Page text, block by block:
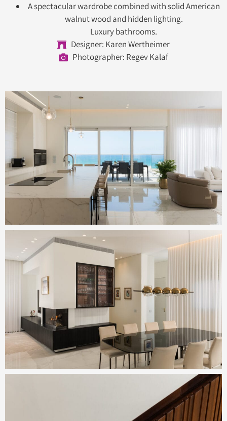
A spectacular wardrobe combined with solid American
walnut wood and hidden lighting.
Luxury bathrooms.
Designer: Karen Wertheimer
Photographer: Regev Kalaf